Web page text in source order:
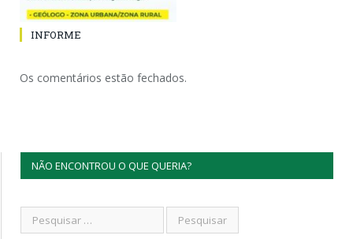
INFORME
Os comentários estão fechados.
NÃO ENCONTROU O QUE QUERIA?